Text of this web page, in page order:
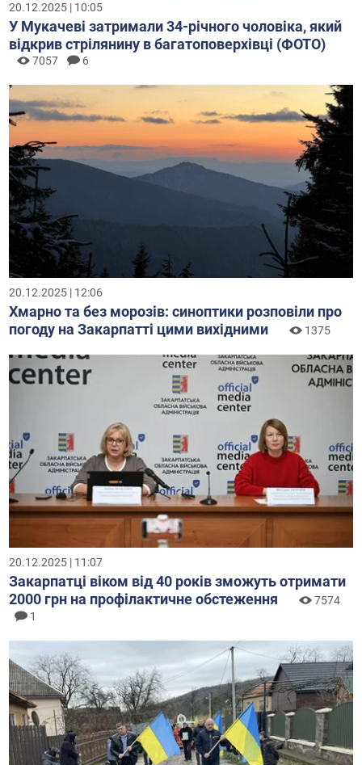
20.12.2025 | 10:05
У Мукачеві затримали 34-річного чоловіка, який
відкрив стрілянину в багатоповерхівці (ФОТО)
7057 6
20.12.2025 | 12:06
Хмарно та без морозів: синоптики розповіли про
погоду на Закарпатті цими вихідними
1375
20.12.2025 | 11:07
Закарпатці віком від 40 років зможуть отримати
2000 грн на профілактичне обстеження
7574
1